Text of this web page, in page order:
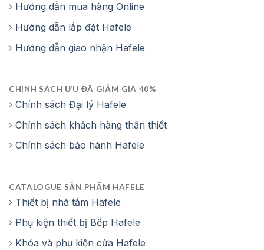
Hướng dẫn mua hàng Online
Hướng dẫn lắp đặt Hafele
Hướng dẫn giao nhận Hafele
CHÍNH SÁCH ƯU ĐÃ GIẢM GIÁ 40%
Chính sách Đại lý Hafele
Chính sách khách hàng thân thiết
Chính sách bảo hành Hafele
CATALOGUE SẢN PHẨM HAFELE
Thiết bị nhà tắm Hafele
Phụ kiện thiết bị Bếp Hafele
Khóa và phụ kiện cửa Hafele